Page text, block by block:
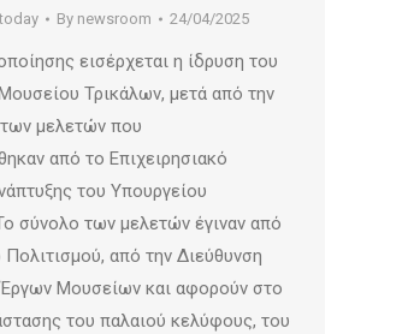
By newsroom 24/04/2025
εισέρχεται η ίδρυση του
Τρικάλων, μετά από την
μελετών που
από το Επιχειρησιακό
του Υπουργείου
σύνολο των μελετών έγιναν από
από την Διεύθυνση
Μουσείων και αφορούν στο
του παλαιού κελύφους, του